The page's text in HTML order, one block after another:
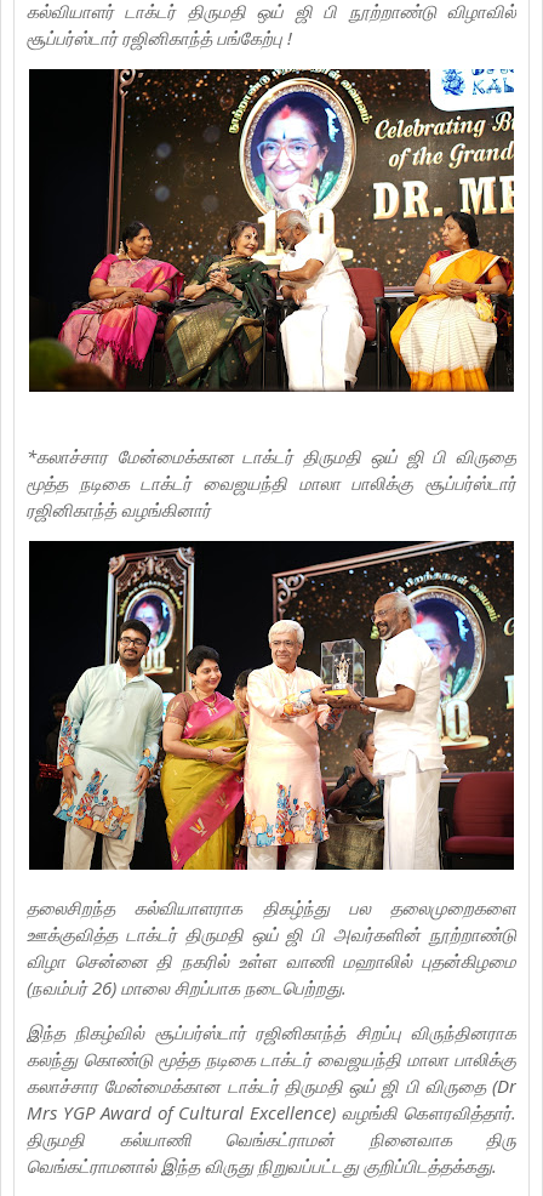
கல்வியாளர் டாக்டர் திருமதி ஒய் ஜி பி நூற்றாண்டு விழாவில்
சூப்பர்ஸ்டார் ரஜினிகாந்த் பங்கேற்பு !
*கலாச்சார மேன்மைக்கான டாக்டர் திருமதி ஒய் ஜி பி விருதை
மூத்த நடிகை டாக்டர் வைஜயந்தி மாலா பாலிக்கு சூப்பர்ஸ்டார்
ரஜினிகாந்த் வழங்கினார்
தலைசிறந்த கல்வியாளராக திகழ்ந்து பல தலைமுறைகளை
ஊக்குவித்த டாக்டர் திருமதி ஒய் ஜி பி அவர்களின் நூற்றாண்டு
விழா சென்னை தி நகரில் உள்ள வாணி மஹாலில் புதன்கிழமை
(நவம்பர் 26) மாலை சிறப்பாக நடைபெற்றது.
இந்த நிகழ்வில் சூப்பர்ஸ்டார் ரஜினிகாந்த் சிறப்பு விருந்தினராக
கலந்து கொண்டு மூத்த நடிகை டாக்டர் வைஜயந்தி மாலா பாலிக்கு
கலாச்சார மேன்மைக்கான டாக்டர் திருமதி ஒய் ஜி பி விருதை (Dr
Mrs YGP Award of Cultural Excellence) வழங்கி கௌரவித்தார்.
திருமதி கல்யாணி வெங்கட்ராமன் நினைவாக திரு
வெங்கட்ராமனால் இந்த விருது நிறுவப்பட்டது குறிப்பிடத்தக்கது.